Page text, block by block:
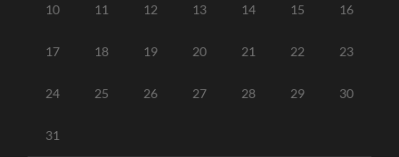
10 11 12 13 14 15 16
17 18 19 20 21 22 23
24 25 26 27 28 29 30
31